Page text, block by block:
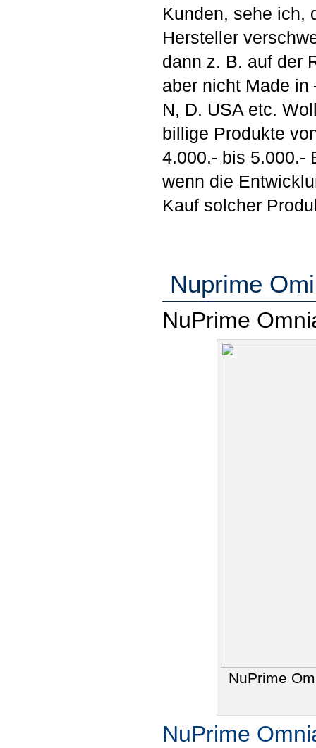
Kunden, sehe ich,
Hersteller
dann z. B. auf der
aber nicht Made in
N, D. USA etc.
billige Produkte
4.000.- bis 5.000.-
wenn die
Kauf solcher
Nuprime
NuPrime
NuPrime
NuPrime